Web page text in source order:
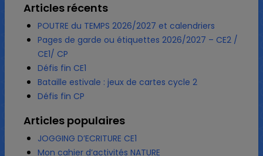
Articles récents
POUTRE du TEMPS 2026/2027 et calendriers
Pages de garde ou étiquettes 2026/2027 – CE2 /
CE1/ CP
Défis fin CE1
Bataille estivale : jeux de cartes cycle 2
Défis fin CP
Articles populaires
JOGGING D’ECRITURE CE1
Mon cahier d’activités NATURE